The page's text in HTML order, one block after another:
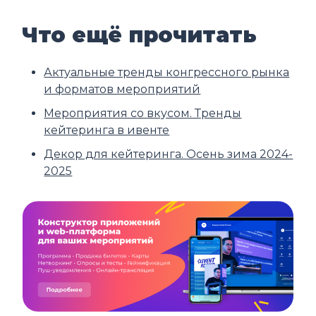
Что ещё прочитать
Актуальные тренды конгрессного рынка
и форматов мероприятий
Мероприятия со вкусом. Тренды
кейтеринга в ивенте
Декор для кейтеринга. Осень зима 2024-
2025